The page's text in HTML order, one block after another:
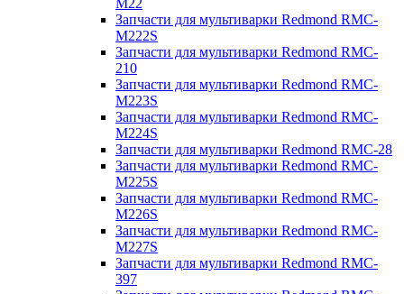
M22
Запчасти для мультиварки Redmond RMC-
M222S
Запчасти для мультиварки Redmond RMC-
210
Запчасти для мультиварки Redmond RMC-
M223S
Запчасти для мультиварки Redmond RMC-
M224S
Запчасти для мультиварки Redmond RMC-28
Запчасти для мультиварки Redmond RMC-
M225S
Запчасти для мультиварки Redmond RMC-
M226S
Запчасти для мультиварки Redmond RMC-
M227S
Запчасти для мультиварки Redmond RMC-
397